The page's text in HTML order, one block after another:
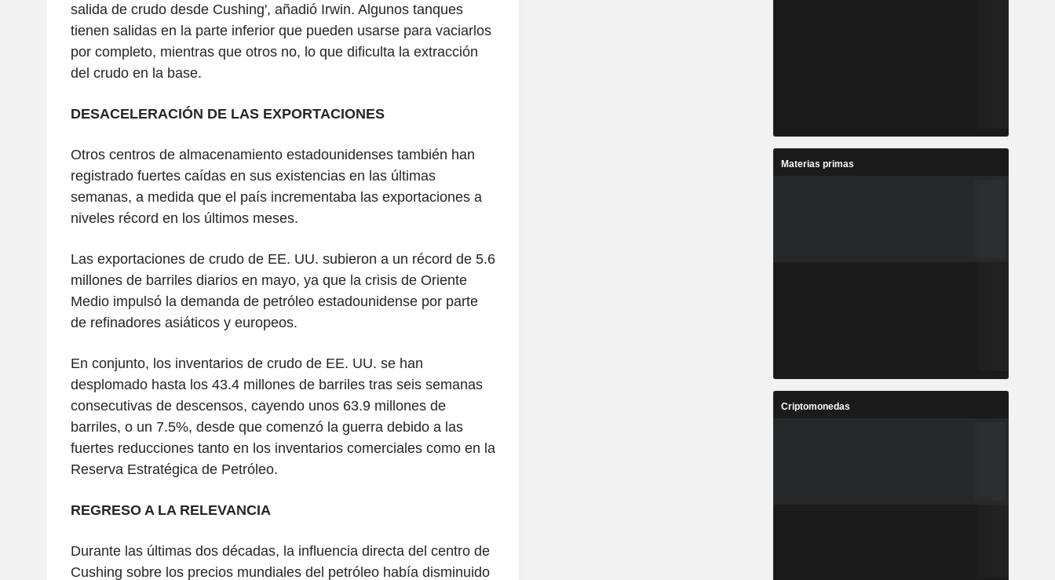
salida de crudo desde Cushing', añadió Irwin. Algunos tanques
tienen salidas en la parte inferior que pueden usarse para vaciarlos
por completo, mientras que otros no, lo que dificulta la extracción
del crudo en la base.
DESACELERACIÓN DE LAS EXPORTACIONES
Otros centros de almacenamiento estadounidenses también han
registrado fuertes caídas en sus existencias en las últimas
semanas, a medida que el país incrementaba las exportaciones a
niveles récord en los últimos meses.
Las exportaciones de crudo de EE. UU. subieron a un récord de 5.6
millones de barriles diarios en mayo, ya que la crisis de Oriente
Medio impulsó la demanda de petróleo estadounidense por parte
de refinadores asiáticos y europeos.
En conjunto, los inventarios de crudo de EE. UU. se han
desplomado hasta los 43.4 millones de barriles tras seis semanas
consecutivas de descensos, cayendo unos 63.9 millones de
barriles, o un 7.5%, desde que comenzó la guerra debido a las
fuertes reducciones tanto en los inventarios comerciales como en la
Reserva Estratégica de Petróleo.
REGRESO A LA RELEVANCIA
Durante las últimas dos décadas, la influencia directa del centro de
Cushing sobre los precios mundiales del petróleo había disminuido
Materias primas
Criptomonedas